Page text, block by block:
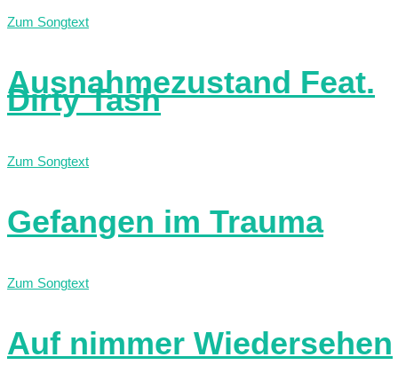
Zum Songtext
Ausnahmezustand Feat.
Dirty Tash
Zum Songtext
Gefangen im Trauma
Zum Songtext
Auf nimmer Wiedersehen